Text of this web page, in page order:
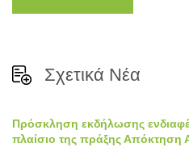
Σχετικά Νέα
Πρόσκληση εκδήλωσης
πλαίσιο της πράξης Απόκτηση